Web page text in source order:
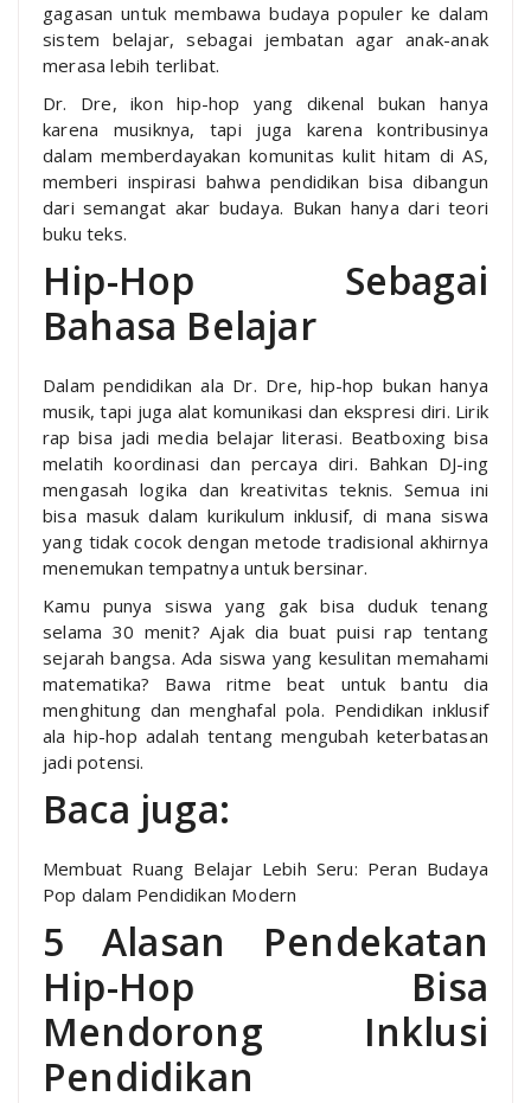
gagasan untuk membawa budaya populer ke dalam
sistem belajar, sebagai jembatan agar anak-anak
merasa lebih terlibat.
Dr. Dre, ikon hip-hop yang dikenal bukan hanya
karena musiknya, tapi juga karena kontribusinya
dalam memberdayakan komunitas kulit hitam di AS,
memberi inspirasi bahwa pendidikan bisa dibangun
dari semangat akar budaya. Bukan hanya dari teori
buku teks.
Hip-Hop Sebagai
Bahasa Belajar
Dalam pendidikan ala Dr. Dre, hip-hop bukan hanya
musik, tapi juga alat komunikasi dan ekspresi diri. Lirik
rap bisa jadi media belajar literasi. Beatboxing bisa
melatih koordinasi dan percaya diri. Bahkan DJ-ing
mengasah logika dan kreativitas teknis. Semua ini
bisa masuk dalam kurikulum inklusif, di mana siswa
yang tidak cocok dengan metode tradisional akhirnya
menemukan tempatnya untuk bersinar.
Kamu punya siswa yang gak bisa duduk tenang
selama 30 menit? Ajak dia buat puisi rap tentang
sejarah bangsa. Ada siswa yang kesulitan memahami
matematika? Bawa ritme beat untuk bantu dia
menghitung dan menghafal pola. Pendidikan inklusif
ala hip-hop adalah tentang mengubah keterbatasan
jadi potensi.
Baca juga:
Membuat Ruang Belajar Lebih Seru: Peran Budaya
Pop dalam Pendidikan Modern
5 Alasan Pendekatan
Hip-Hop Bisa
Mendorong Inklusi
Pendidikan